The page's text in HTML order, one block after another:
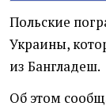
Польские
Украины,
из Бангладеш.
Об этом